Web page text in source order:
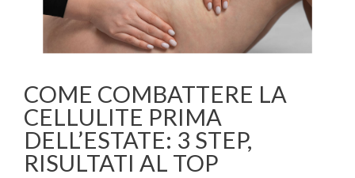
COME COMBATTERE LA
CELLULITE PRIMA
DELL’ESTATE: 3 STEP,
RISULTATI AL TOP